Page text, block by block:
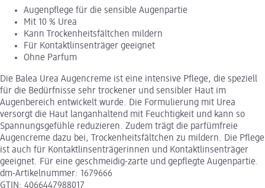
Augenpflege für die sensible Augenpartie
Mit 10 % Urea
Kann Trockenheitsfältchen mildern
Für Kontaktlinsenträger geeignet
Ohne Parfum
Die Balea Urea Augencreme ist eine intensive Pflege, die speziell
für die Bedürfnisse sehr trockener und sensibler Haut im
Augenbereich entwickelt wurde. Die Formulierung mit Urea
versorgt die Haut langanhaltend mit Feuchtigkeit und kann so
Spannungsgefühle reduzieren. Zudem trägt die parfümfreie
Augencreme dazu bei, Trockenheitsfältchen zu mildern. Die Pflege
ist auch für Kontaktlinsenträgerinnen und Kontaktlinsenträger
geeignet. Für eine geschmeidig-zarte und gepflegte Augenpartie.
dm-Artikelnummer: 1679666
GTIN: 4066447988017